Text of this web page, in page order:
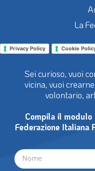
La
Privacy Policy Cookie
Sei curioso, vuoi
vicina, vuoi
volontario,
Compila il
Federazione Italiana